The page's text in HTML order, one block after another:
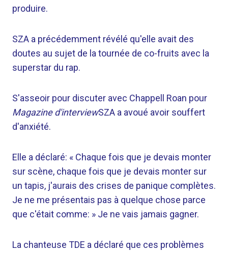
produire.
SZA a précédemment révélé qu'elle avait des
doutes au sujet de la tournée de co-fruits avec la
superstar du rap.
S'asseoir pour discuter avec Chappell Roan pour
Magazine d'interviewSZA a avoué avoir souffert
d'anxiété.
Elle a déclaré: « Chaque fois que je devais monter
sur scène, chaque fois que je devais monter sur
un tapis, j'aurais des crises de panique complètes.
Je ne me présentais pas à quelque chose parce
que c'était comme: » Je ne vais jamais gagner.
La chanteuse TDE a déclaré que ces problèmes